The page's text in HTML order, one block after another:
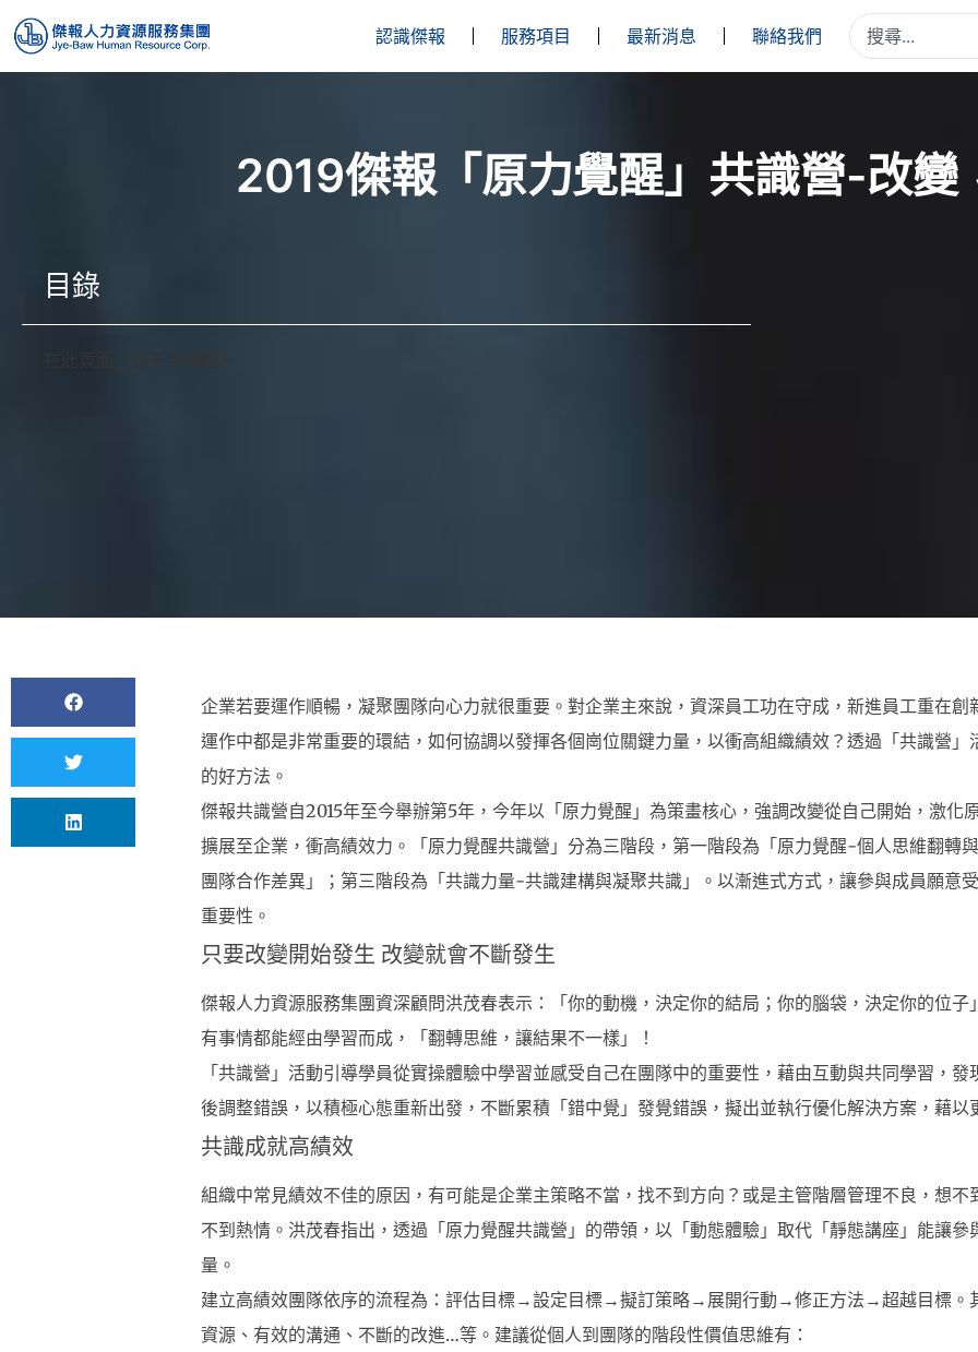
認識傑報 服務項目 最新消息 聯絡我們
2019傑報「原力覺醒」共識營-改變
目錄
企業若要運作順暢，凝聚團隊向心力就很重要。對企業主來說，資深員工功在守成，新進員工重在
運作中都是非常重要的環結，如何協調以發揮各個崗位關鍵力量，以衝高組織績效？透過「共識營
的好方法。
傑報共識營自2015年至今舉辦第5年，今年以「原力覺醒」為策畫核心，強調改變從自己開始，激化
擴展至企業，衝高績效力。「原力覺醒共識營」分為三階段，第一階段為「原力覺醒-個人思維翻轉
團隊合作差異」；第三階段為「共識力量-共識建構與凝聚共識」。以漸進式方式，讓參與成員願意
重要性。
只要改變開始發生 改變就會不斷發生
傑報人力資源服務集團資深顧問洪茂春表示：「你的動機，決定你的結局；你的腦袋，決定你的位
有事情都能經由學習而成，「翻轉思維，讓結果不一樣」！
「共識營」活動引導學員從實操體驗中學習並感受自己在團隊中的重要性，藉由互動與共同學習，
後調整錯誤，以積極心態重新出發，不斷累積「錯中覺」發覺錯誤，擬出並執行優化解決方案，藉以
共識成就高績效
組織中常見績效不佳的原因，有可能是企業主策略不當，找不到方向？或是主管階層管理不良，想
不到熱情。洪茂春指出，透過「原力覺醒共識營」的帶領，以「動態體驗」取代「靜態講座」能讓
量。
建立高績效團隊依序的流程為：評估目標→設定目標→擬訂策略→展開行動→修正方法→超越目標。
資源、有效的溝通、不斷的改進…等。建議從個人到團隊的階段性價值思維有：